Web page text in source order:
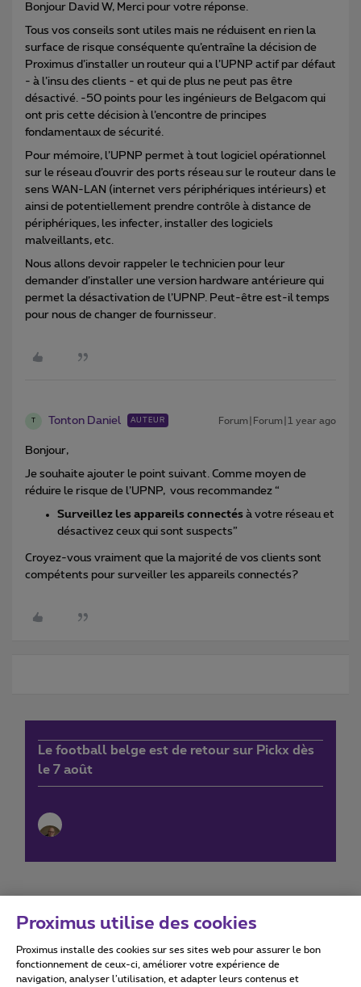
Bonjour David W, Merci pour votre réponse.
Tous vos conseils sont utiles mais ne réduisent en rien la
surface de risque conséquente qu’entraîne la décision de
Proximus d’installer un routeur qui a l’UPNP actif par défaut
- à l’insu des clients - et qui de plus ne peut pas être
désactivé. -50 points pour les ingénieurs de Belgacom qui
ont pris cette décision à l’encontre de principes
fondamentaux de sécurité.
Pour mémoire, l’UPNP permet à tout logiciel opérationnel
sur le réseau d’ouvrir des ports réseau sur le routeur dans le
sens WAN-LAN (internet vers périphériques intérieurs) et
ainsi de potentiellement prendre contrôle à distance de
périphériques, les infecter, installer des logiciels
malveillants, etc.
Nous allons devoir rappeler le technicien pour leur
demander d’installer une version hardware antérieure qui
permet la désactivation de l’UPNP. Peut-être est-il temps
pour nous de changer de fournisseur.
Tonton Daniel AUTEUR Forum|Forum|1 year ago
Bonjour,
Je souhaite ajouter le point suivant. Comme moyen de
réduire le risque de l’UPNP, vous recommandez “
Surveillez les appareils connectés à votre réseau et
désactivez ceux qui sont suspects”
Croyez-vous vraiment que la majorité de vos clients sont
compétents pour surveiller les appareils connectés?
Le football belge est de retour sur Pickx dès
le 7 août
Conditions d'utilisation Accessibility statement
Proximus utilise des cookies
Proximus installe des cookies sur ses sites web pour assurer le bon
fonctionnement de ceux-ci, améliorer votre expérience de
navigation, analyser l’utilisation, et adapter leurs contenus et